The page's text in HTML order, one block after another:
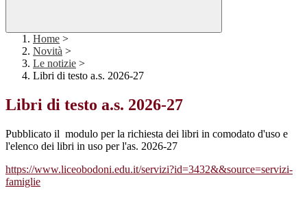
Home >
Novità >
Le notizie >
Libri di testo a.s. 2026-27
Libri di testo a.s. 2026-27
Pubblicato il modulo per la richiesta dei libri in comodato d'uso e
l'elenco dei libri in uso per l'as. 2026-27
https://www.liceobodoni.edu.it/servizi?id=3432&&source=servizi-
famiglie